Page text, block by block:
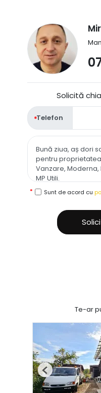
Solicită
Telefon
Sunt de acord cu
Te-ar
Previous